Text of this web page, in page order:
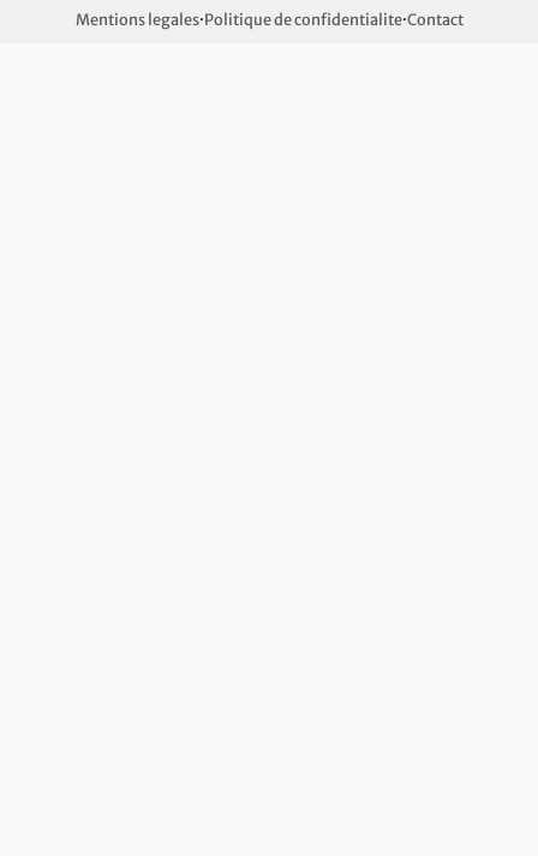
Mentions legales·Politique de confidentialite·Contact